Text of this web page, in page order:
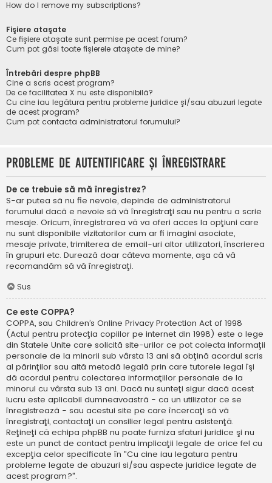
How do I remove my subscriptions?
Fişiere ataşate
Ce fişiere ataşate sunt permise pe acest forum?
Cum pot găsi toate fişierele ataşate de mine?
Întrebări despre phpBB
Cine a scris acest program?
De ce facilitatea X nu este disponibilă?
Cu cine iau legătura pentru probleme juridice şi/sau abuzuri legate
de acest program?
Cum pot contacta administratorul forumului?
Probleme de autentificare şi înregistrare
De ce trebuie să mă înregistrez?
S-ar putea să nu fie nevoie, depinde de administratorul
forumului dacă e nevoie să vă înregistraţi sau nu pentru a scrie
mesaje. Oricum, înregistrarea vă va oferi acces la opţiuni care
nu sunt disponibile vizitatorilor cum ar fi imagini asociate,
mesaje private, trimiterea de email-uri altor utilizatori, înscrierea
în grupuri etc. Durează doar câteva momente, aşa că vă
recomandăm să vă înregistraţi.
Sus
Ce este COPPA?
COPPA, sau Children’s Online Privacy Protection Act of 1998
(Actul pentru protecţia copiilor pe internet din 1998) este o lege
din Statele Unite care solicită site-urilor ce pot colecta informaţii
personale de la minorii sub vârsta 13 ani să obţină acordul scris
al părinţilor sau altă metodă legală prin care tutorele legal îşi
dă acordul pentru colectarea informaţiilor personale de la
minorul cu vârsta sub 13 ani. Dacă nu sunteţi sigur dacă acest
lucru este aplicabil dumneavoastră - ca un utilizator ce se
înregistrează - sau acestui site pe care încercaţi să vă
înregistraţi, contactaţi un consilier legal pentru asistenţă.
Reţineţi că echipa phpBB nu poate furniza sfaturi juridice şi nu
este un punct de contact pentru implicaţii legale de orice fel cu
excepţia celor specificate în "Cu cine iau legatura pentru
probleme legate de abuzuri si/sau aspecte juridice legate de
acest program?".